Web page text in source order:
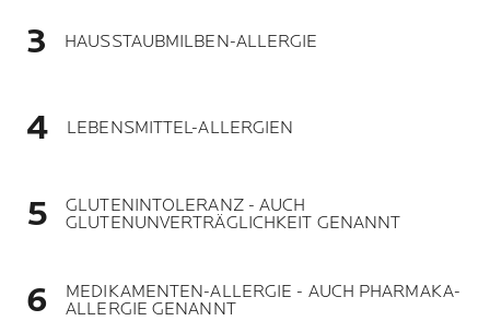
HAUSSTAUBMILBEN-ALLERGIE
LEBENSMITTEL-ALLERGIEN
GLUTENINTOLERANZ - AUCH
GLUTENUNVERTRÄGLICHKEIT GENANNT
MEDIKAMENTEN-ALLERGIE - AUCH PHARMAKA-
ALLERGIE GENANNT